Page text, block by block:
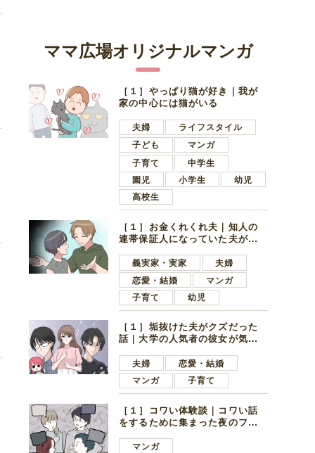
ママ広場オリジナルマンガ
［１］やっぱり猫が好き｜我が
家の中心には猫がいる
夫婦
ライフスタイル
子ども
マンガ
子育て
中学生
園児
小学生
幼児
高校生
［１］お金くれくれ夫｜知人の
連帯保証人になっていた夫が家
言ってきた
義実家・実家
夫婦
恋愛・結婚
マンガ
子育て
幼児
［１］垢抜けた夫がクズだった
話｜大学の人気者の彼女が気に
子学生
夫婦
恋愛・結婚
マンガ
子育て
［１］コワい体験談｜コワい話
をするために集まった夜のファ
好きの男の子ママ
マンガ